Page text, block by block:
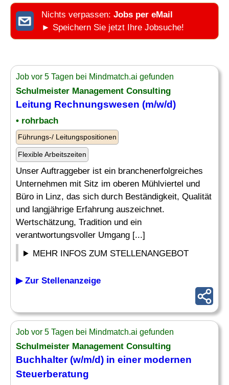
Nichts verpassen: Jobs per eMail
► Speichern Sie jetzt Ihre Jobsuche!
Job vor 5 Tagen bei Mindmatch.ai gefunden
Schulmeister Management Consulting
Leitung Rechnungswesen (m/w/d)
• rohrbach
Führungs-/ Leitungspositionen
Flexible Arbeitszeiten
Unser Auftraggeber ist ein branchenerfolgreiches
Unternehmen mit Sitz im oberen Mühlviertel und
Büro in Linz, das sich durch Beständigkeit, Qualität
und langjährige Erfahrung auszeichnet.
Wertschätzung, Tradition und ein
verantwortungsvoller Umgang [...]
MEHR INFOS ZUM STELLENANGEBOT
▶ Zur Stellenanzeige
Job vor 5 Tagen bei Mindmatch.ai gefunden
Schulmeister Management Consulting
Buchhalter (w/m/d) in einer modernen
Steuerberatung